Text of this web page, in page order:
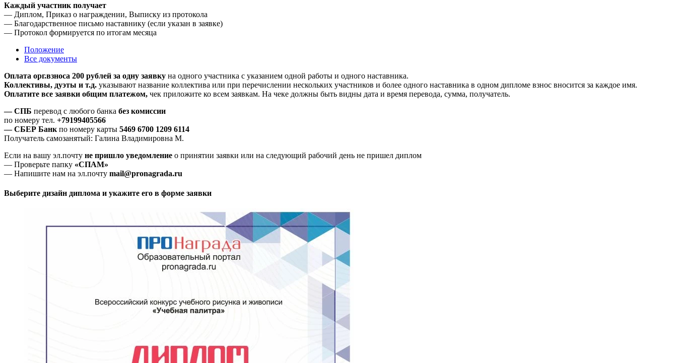
Каждый участник получает
— Диплом, Приказ о награждении, Выписку из протокола
— Благодарственное письмо наставнику (если указан в заявке)
— Протокол формируется по итогам месяца
Положение
Все документы
Оплата орг.взноса 200 рублей за одну заявку на одного участника с указанием одной работы и одного наставника.
Коллективы, дуэты и т.д. указывают название коллектива или при перечислении нескольких участников и более одного наставника в одном дипломе взнос вносится за каждое имя.
Оплатите все заявки общим платежом, чек приложите ко всем заявкам. На чеке должны быть видны дата и время перевода, сумма, получатель.
— СПБ перевод с любого банка без комиссии
по номеру тел. +79199405566
— СБЕР Банк по номеру карты 5469 6700 1209 6114
Получатель самозанятый: Галина Владимировна М.
Если на вашу эл.почту не пришло уведомление о принятии заявки или на следующий рабочий день не пришел диплом
— Проверьте папку «СПАМ»
— Напишите нам на эл.почту mail@pronagrada.ru
Выберите дизайн диплома и укажите его в форме заявки